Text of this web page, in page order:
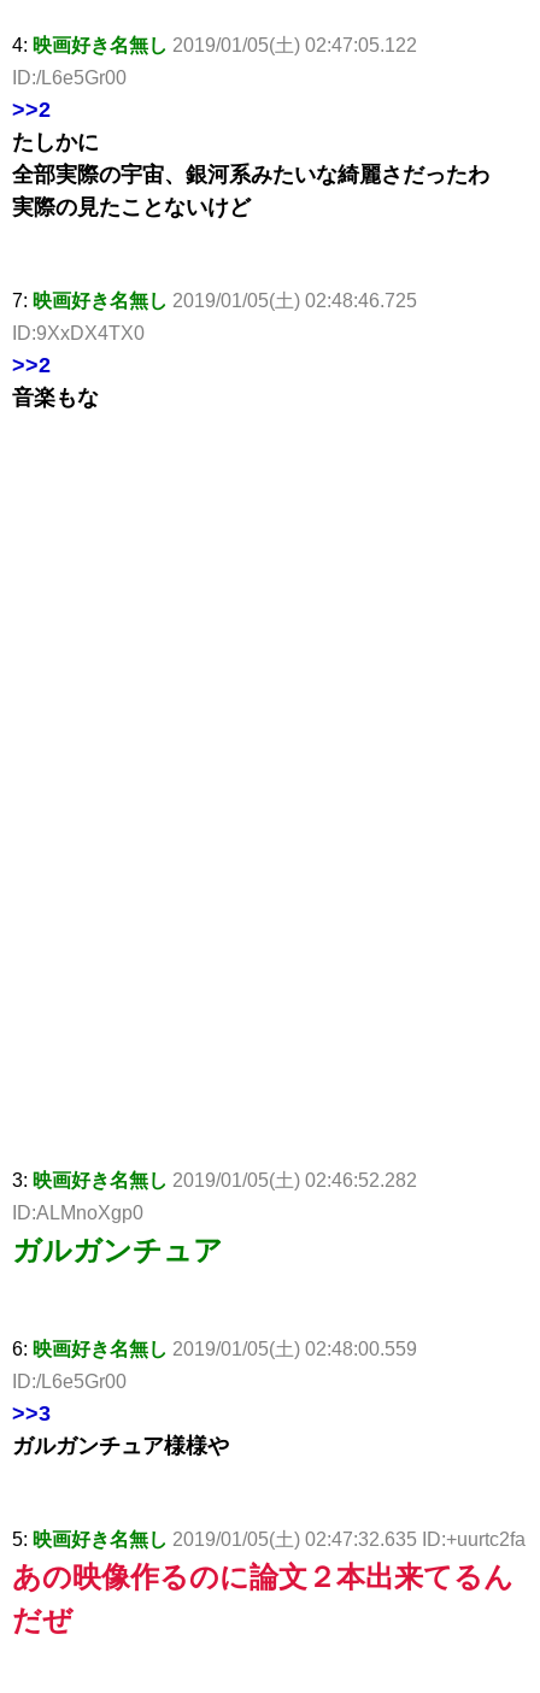
4: 映画好き名無し 2019/01/05(土) 02:47:05.122
ID:/L6e5Gr00
>>2
たしかに
全部実際の宇宙、銀河系みたいな綺麗さだったわ
実際の見たことないけど
7: 映画好き名無し 2019/01/05(土) 02:48:46.725
ID:9XxDX4TX0
>>2
音楽もな
3: 映画好き名無し 2019/01/05(土) 02:46:52.282
ID:ALMnoXgp0
ガルガンチュア
6: 映画好き名無し 2019/01/05(土) 02:48:00.559
ID:/L6e5Gr00
>>3
ガルガンチュア様様や
5: 映画好き名無し 2019/01/05(土) 02:47:32.635 ID:+uurtc2fa
あの映像作るのに論文２本出来てるん
だぜ